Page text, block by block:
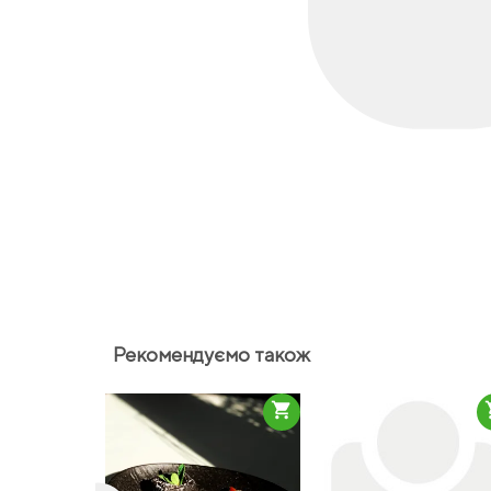
Рекомендуємо також
shopping_cart